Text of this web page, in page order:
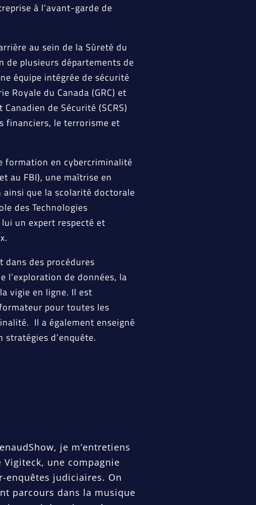
à l’avant-garde de
au sein de la Sûreté du
de plusieurs départements de
équipe intégrée de sécurité
Royale du Canada (GRC) et
de Sécurité (SCRS)
financiers, le terrorisme et
formation en cybercriminalité
au FBI), une maîtrise en
que la scolarité doctorale
des Technologies
un expert respecté et
dans des procédures
l’exploration de données, la
vigie en ligne. Il est
pour toutes les
Il a également enseigné
stratégies d’enquête.
je m’entretiens
Vigiteck, une compagnie
enquêtes judiciaires. On
parcours dans la musique